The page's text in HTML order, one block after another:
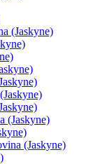
(Jaskyne)
(Jaskyne)
(Jaskyne)